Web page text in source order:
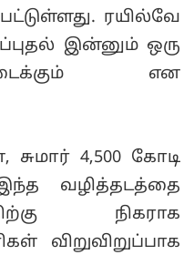
ரயில்வே
இன்னும் ஒரு
என
சுமார் 4,500 கோடி
வழித்தடத்தை
நிகராக
விறுவிறுப்பாக